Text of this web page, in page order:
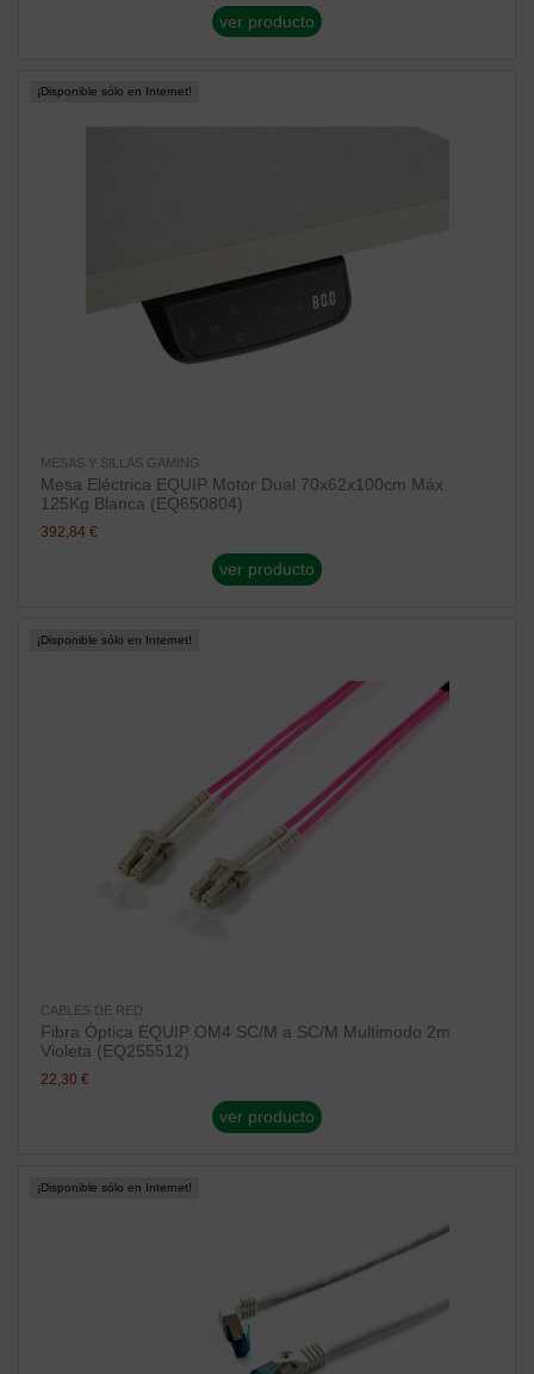
ver producto
¡Disponible sólo en Internet!
MESAS Y SILLAS GAMING
Mesa Eléctrica EQUIP Motor Dual 70x62x100cm Máx.
125Kg Blanca (EQ650804)
392,84 €
ver producto
¡Disponible sólo en Internet!
CABLES DE RED
Fibra Óptica EQUIP OM4 SC/M a SC/M Multimodo 2m
Violeta (EQ255512)
22,30 €
ver producto
¡Disponible sólo en Internet!